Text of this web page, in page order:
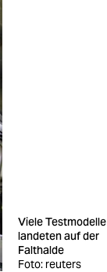
Viele Testmodelle
landeten auf der
Falthalde
Foto: reuters